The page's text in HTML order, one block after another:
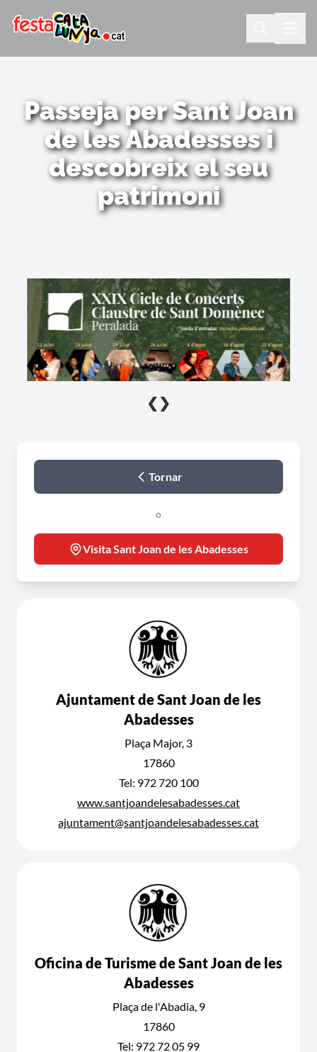
Passeja per Sant Joan
de les Abadesses i
descobreix el seu
patrimoni
❮ ❯
Tornar
o
Visita Sant Joan de les Abadesses
Ajuntament de Sant Joan de les
Abadesses
Plaça Major, 3
17860
Tel: 972 720 100
www.santjoandelesabadesses.cat
ajuntament@santjoandelesabadesses.cat
Oficina de Turisme de Sant Joan de les
Abadesses
Plaça de l'Abadia, 9
17860
Tel: 972 72 05 99